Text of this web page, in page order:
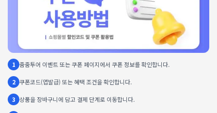
1 줌줌투어 이벤트 또는 쿠폰 페이지에서 쿠폰 정보를 확인합니다.
2 쿠폰코드(앱발급) 또는 혜택 조건을 확인합니다.
3 상품을 장바구니에 담고 결제 단계로 이동합니다.